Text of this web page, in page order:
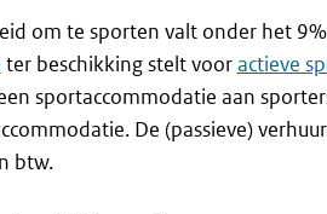
om te sporten valt onder het
ter beschikking stelt vooractieve
sportaccommodatie aan
De (passieve)
btw.